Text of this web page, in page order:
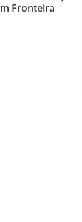
Fronteira